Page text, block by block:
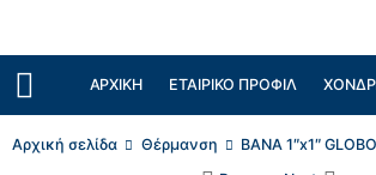
ΑΡΧΙΚΉ ΕΤΑΙΡΙΚΌ ΠΡΟΦΊΛ
Αρχική σελίδα Θέρμανση
ΒΑΝΑ 1″x1″